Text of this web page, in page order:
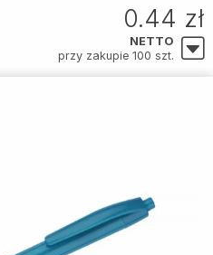
0.44 zł
NETTO
przy zakupie 100 szt.